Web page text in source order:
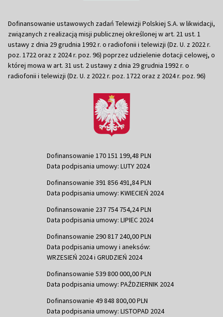
Dofinansowanie ustawowych zadań Telewizji Polskiej S.A. w likwidacji,
związanych z realizacją misji publicznej określonej w art. 21 ust. 1
ustawy z dnia 29 grudnia 1992 r. o radiofonii i telewizji (Dz. U. z 2022 r.
poz. 1722 oraz z 2024 r. poz. 96) poprzez udzielenie dotacji celowej, o
której mowa w art. 31 ust. 2 ustawy z dnia 29 grudnia 1992 r. o
radiofonii i telewizji (Dz. U. z 2022 r. poz. 1722 oraz z 2024 r. poz. 96)
Dofinansowanie 170 151 199,48 PLN
Data podpisania umowy: LUTY 2024
Dofinansowanie 391 856 491,84 PLN
Data podpisania umowy: KWIECIEŃ 2024
Dofinansowanie 237 754 754,24 PLN
Data podpisania umowy: LIPIEC 2024
Dofinansowanie 290 817 240,00 PLN
Data podpisania umowy i aneksów:
WRZESIEŃ 2024 i GRUDZIEŃ 2024
Dofinansowanie 539 800 000,00 PLN
Data podpisania umowy: PAŹDZIERNIK 2024
Dofinansowanie 49 848 800,00 PLN
Data podpisania umowy: LISTOPAD 2024